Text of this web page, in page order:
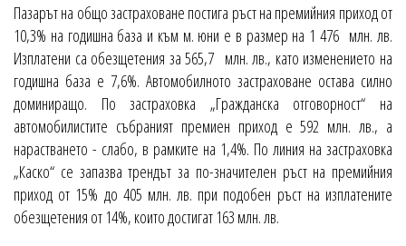
Пазарът на общо застраховане постига ръст на премийния приход от
10,3% на годишна база и към м. юни е в размер на 1 476 млн. лв.
Изплатени са обезщетения за 565,7 млн. лв., като изменението на
годишна база е 7,6%. Автомобилното застраховане остава силно
доминиращо. По застраховка „Гражданска отговорност“ на
автомобилистите събраният премиен приход е 592 млн. лв., а
нарастването - слабо, в рамките на 1,4%. По линия на застраховка
„Каско“ се запазва трендът за по-значителен ръст на премийния
приход от 15% до 405 млн. лв. при подобен ръст на изплатените
обезщетения от 14%, които достигат 163 млн. лв.